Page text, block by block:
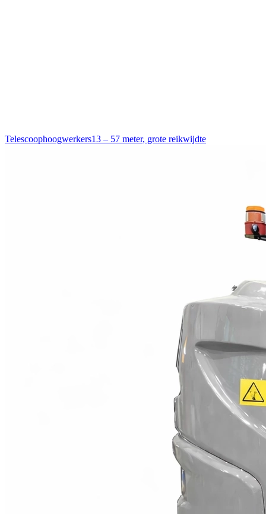
Telescoophoogwerkers13 – 57 meter, grote reikwijdte